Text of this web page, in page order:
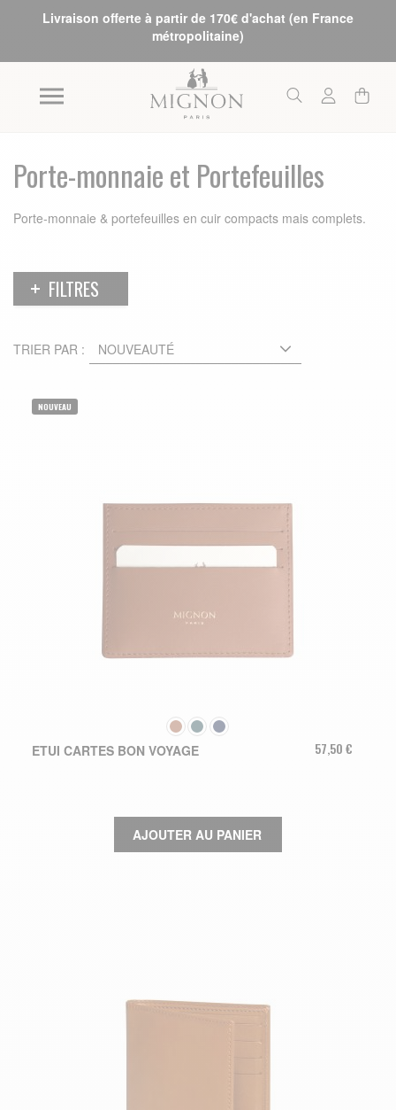
Livraison offerte à partir de 170€ d'achat (en France
métropolitaine)
Porte-monnaie et Portefeuilles
Porte‑monnaie & portefeuilles en cuir compacts mais complets.
FILTRES
TRIER PAR :
COULEUR
ETUI CARTES BON VOYAGE 57,50 €
AJOUTER AU PANIER
NOUVEAU